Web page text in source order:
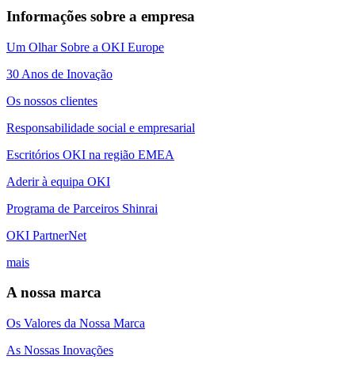
Informações sobre a empresa
Um Olhar Sobre a OKI Europe
30 Anos de Inovação
Os nossos clientes
Responsabilidade social e empresarial
Escritórios OKI na região EMEA
Aderir à equipa OKI
Programa de Parceiros Shinrai
OKI PartnerNet
mais
A nossa marca
Os Valores da Nossa Marca
As Nossas Inovações